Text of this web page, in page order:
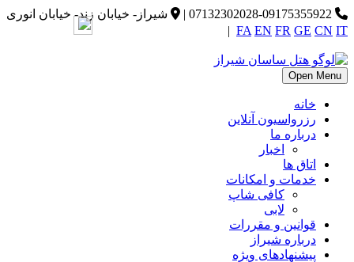
|
شیراز- خیابان زند- خیابان انوری
FA EN FR GE CN IT
|
Open Menu
خانه
رزرواسیون آنلاین
درباره ما
اخبار
اتاق ها
خدمات و امکانات
کافی شاپ
لابی
قوانین و مقررات
درباره شیراز
پیشنهادهای ویژه